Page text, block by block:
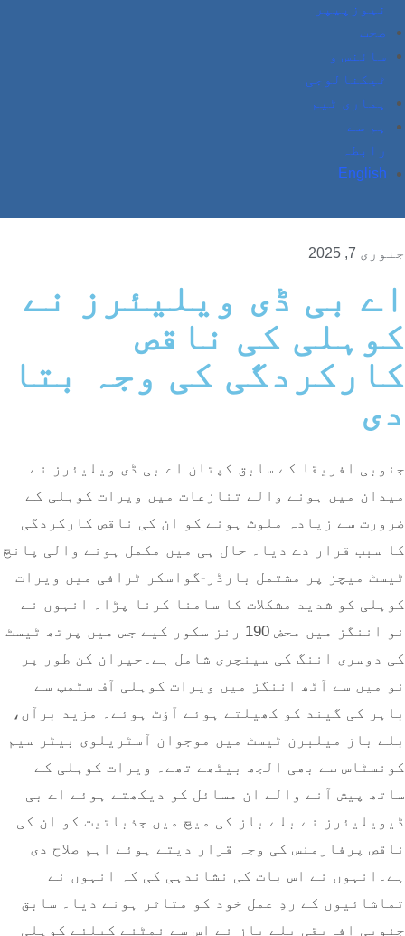
نیوزپیپر
صحت
سائنس و
ٹیکنالوجی
ہماری ٹیم
ہم سے
رابطہ
English
جنوری 7, 2025
اے بی ڈی ویلیئرز نے
کوہلی کی ناقص
کارکردگی کی وجہ بتا
دی
جنوبی افریقا کے سابق کپتان اے بی ڈی ویلیئرز نے
میدان میں ہونے والے تنازعات میں ویرات کوہلی کے
ضرورت سے زیادہ ملوث ہونے کو ان کی ناقص کارکردگی
کا سبب قرار دے دیا۔ حال ہی میں مکمل ہونے والی پانچ
ٹیسٹ میچز پر مشتمل بارڈر-گواسکر ٹرافی میں ویرات
کوہلی کو شدید مشکلات کا سامنا کرنا پڑا۔ انہوں نے
نو اننگز میں محض 190 رنز سکور کیے جس میں پرتھ ٹیسٹ
کی دوسری اننگ کی سینچری شامل ہے۔حیران کن طور پر
نو میں سے آٹھ اننگز میں ویرات کوہلی آف سٹمپ سے
باہر کی گیند کو کھیلتے ہوئے آؤٹ ہوئے۔ مزید برآں،
بلے باز میلبرن ٹیسٹ میں موجوان آسٹریلوی بیٹر سیم
کونسٹاس سے بھی الجھ بیٹھے تھے۔ ویرات کوہلی کے
ساتھ پیش آنے والے ان مسائل کو دیکھتے ہوئے اے بی
ڈیویلیئرز نے بلے باز کی میچ میں جذباتیت کو ان کی
ناقص پرفارمنس کی وجہ قرار دیتے ہوئے اہم صلاح دی
ہے۔انہوں نے اس بات کی نشاندہی کی کہ انہوں نے
تماشائیوں کے ردِ عمل خود کو متاثر ہونے دیا۔ سابق
جنوبی افریقی بلے باز نے اس سے نمٹنے کیلئے کوہلی